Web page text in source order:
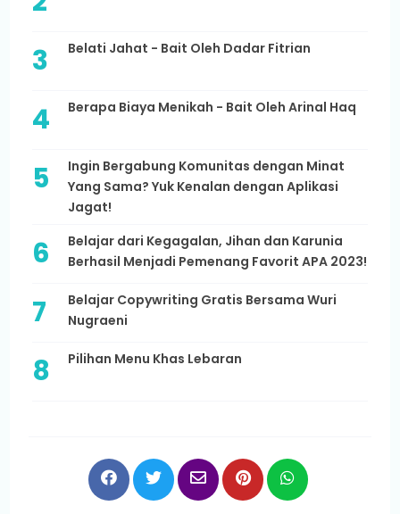
Belati Jahat - Bait Oleh Dadar Fitrian
Berapa Biaya Menikah - Bait Oleh Arinal Haq
Ingin Bergabung Komunitas dengan Minat
Yang Sama? Yuk Kenalan dengan Aplikasi
Jagat!
Belajar dari Kegagalan, Jihan dan Karunia
Berhasil Menjadi Pemenang Favorit APA 2023!
Belajar Copywriting Gratis Bersama Wuri
Nugraeni
Pilihan Menu Khas Lebaran